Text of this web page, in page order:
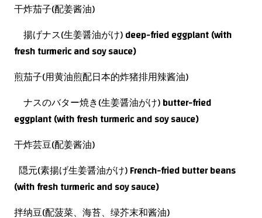
干炸茄子(配姜酱油)
揚げナス(生姜醤油がけ)deep-fried eggplant(with
fresh turmeric and soy sauce)
煎茄子(用黄油煎配日本的炸猪排用辣酱油)
ナスのバター焼き(生姜醤油がけ)butter-fried
eggplant (with fresh turmeric and soy sauce)
干炸芸豆(配姜酱油)
隠元(素揚げ生姜醤油がけ)French-fried butter beans
(with fresh turmeric and soy sauce)
拌纳豆(配菠菜、海苔、绿芥末和酱油)